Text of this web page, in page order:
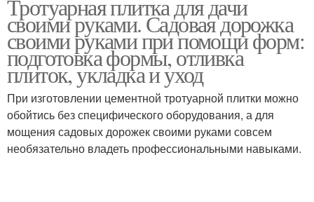
Тротуарная плитка для дачи
своими руками. Садовая дорожка
своими руками при помощи форм:
подготовка формы, отливка
плиток, укладка и уход
При изготовлении цементной тротуарной плитки можно
обойтись без специфического оборудования, а для
мощения садовых дорожек своими руками совсем
необязательно владеть профессиональными навыками.